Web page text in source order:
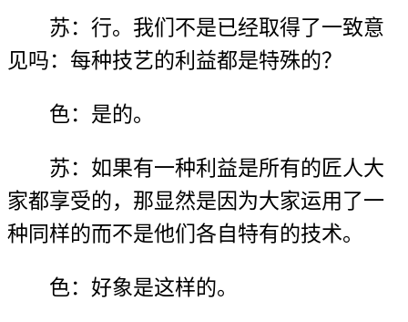
苏：行。我们不是已经取得了一致意
见吗：每种技艺的利益都是特殊的？
色：是的。
苏：如果有一种利益是所有的匠人大
家都享受的，那显然是因为大家运用了一
种同样的而不是他们各自特有的技术。
色：好象是这样的。